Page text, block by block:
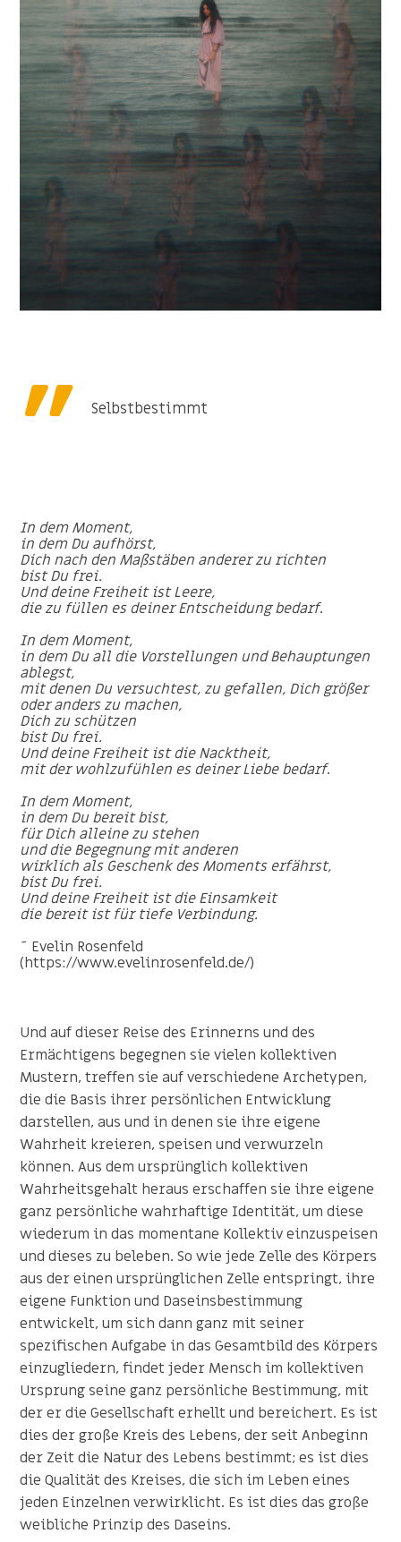
Selbstbestimmt
In dem Moment,
in dem Du aufhörst,
Dich nach den Maßstäben anderer zu richten
bist Du frei.
Und deine Freiheit ist Leere,
die zu füllen es deiner Entscheidung bedarf.
In dem Moment,
in dem Du all die Vorstellungen und Behauptungen
ablegst,
mit denen Du versuchtest, zu gefallen, Dich größer
oder anders zu machen,
Dich zu schützen
bist Du frei.
Und deine Freiheit ist die Nacktheit,
mit der wohlzufühlen es deiner Liebe bedarf.
In dem Moment,
in dem Du bereit bist,
für Dich alleine zu stehen
und die Begegnung mit anderen
wirklich als Geschenk des Moments erfährst,
bist Du frei.
Und deine Freiheit ist die Einsamkeit
die bereit ist für tiefe Verbindung.
~ Evelin Rosenfeld
(https://www.evelinrosenfeld.de/)
Und auf dieser Reise des Erinnerns und des
Ermächtigens begegnen sie vielen kollektiven
Mustern, treffen sie auf verschiedene Archetypen,
die die Basis ihrer persönlichen Entwicklung
darstellen, aus und in denen sie ihre eigene
Wahrheit kreieren, speisen und verwurzeln
können. Aus dem ursprünglich kollektiven
Wahrheitsgehalt heraus erschaffen sie ihre eigene
ganz persönliche wahrhaftige Identität, um diese
wiederum in das momentane Kollektiv einzuspeisen
und dieses zu beleben. So wie jede Zelle des Körpers
aus der einen ursprünglichen Zelle entspringt, ihre
eigene Funktion und Daseinsbestimmung
entwickelt, um sich dann ganz mit seiner
spezifischen Aufgabe in das Gesamtbild des Körpers
einzugliedern, findet jeder Mensch im kollektiven
Ursprung seine ganz persönliche Bestimmung, mit
der er die Gesellschaft erhellt und bereichert. Es ist
dies der große Kreis des Lebens, der seit Anbeginn
der Zeit die Natur des Lebens bestimmt; es ist dies
die Qualität des Kreises, die sich im Leben eines
jeden Einzelnen verwirklicht. Es ist dies das große
weibliche Prinzip des Daseins.